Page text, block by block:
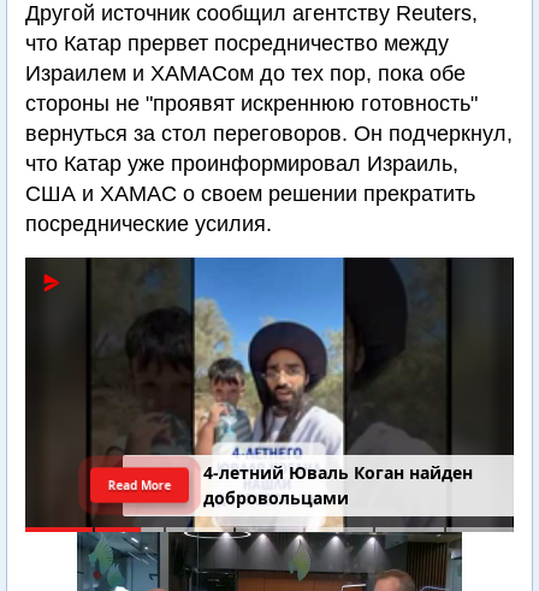
Другой источник сообщил агентству Reuters,
что Катар прервет посредничество между
Израилем и ХАМАСом до тех пор, пока обе
стороны не "проявят искреннюю готовность"
вернуться за стол переговоров. Он подчеркнул,
что Катар уже проинформировал Израиль,
США и ХАМАС о своем решении прекратить
посреднические усилия.
4-летний Юваль Коган найден
добровольцами
Read More